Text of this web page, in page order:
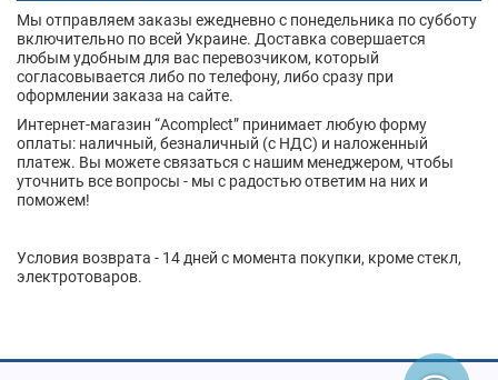
Мы отправляем заказы ежедневно с понедельника по субботу
включительно по всей Украине. Доставка совершается
любым удобным для вас перевозчиком, который
согласовывается либо по телефону, либо сразу при
оформлении заказа на сайте.
Интернет-магазин “Acomplect” принимает любую форму
оплаты: наличный, безналичный (с НДС) и наложенный
платеж. Вы можете связаться с нашим менеджером, чтобы
уточнить все вопросы - мы с радостью ответим на них и
поможем!
Условия возврата - 14 дней с момента покупки, кроме стекл,
электротоваров.